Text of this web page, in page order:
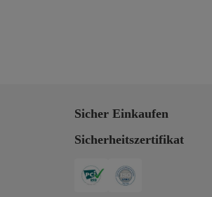
Sicher Einkaufen
Sicherheitszertifikat